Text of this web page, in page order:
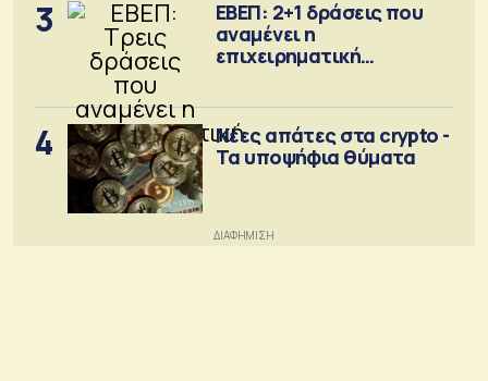
3
ΕΒΕΠ: 2+1 δράσεις που
αναμένει η
επιχειρηματική
4
Νέες απάτες στα crypto -
Τα υποψήφια θύματα